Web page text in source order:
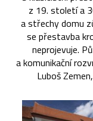
z 19. století a
a střechy domu
se přestavba
neprojevuje.
a komunikační
Luboš